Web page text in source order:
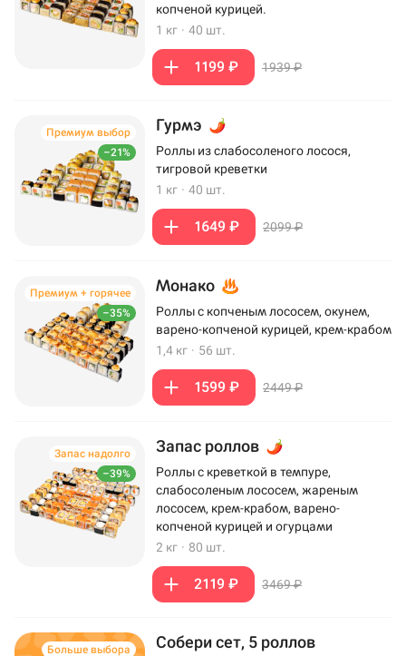
копченой курицей.
1 кг · 40 шт.
1199 ₽ 1939 ₽
–21%
Премиум выбор Гурмэ
Роллы из слабосоленого лосося,
тигровой креветки
1 кг · 40 шт.
1649 ₽ 2099 ₽
–35%
Премиум + горячее Монако
Роллы с копченым лососем, окунем,
варено-копченой курицей, крем-крабом
1,4 кг · 56 шт.
1599 ₽ 2449 ₽
–39%
Запас надолго Запас роллов
Роллы с креветкой в темпуре,
слабосоленым лососем, жареным
лососем, крем-крабом, варено-
копченой курицей и огурцами
2 кг · 80 шт.
2119 ₽ 3469 ₽
Больше выбора Собери сет, 5 роллов